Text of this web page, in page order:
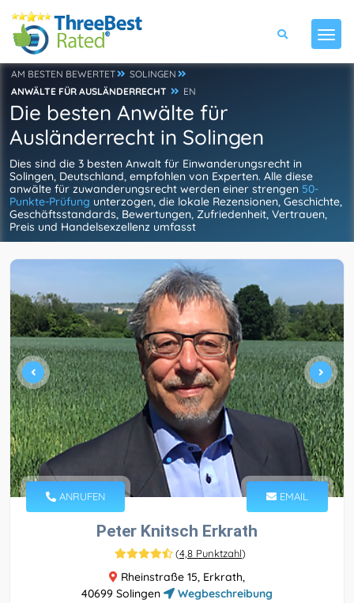
AM BESTEN BEWERTET
SOLINGEN
ANWÄLTE FÜR AUSLÄNDERRECHT
EN
Die besten Anwälte für
Ausländerrecht in Solingen
Dies sind die 3 besten Anwalt für Einwanderungsrecht in
Solingen, Deutschland, empfohlen von Experten. Alle diese
anwälte für zuwanderungsrecht werden einer strengen 50-
Punkte-Prüfung unterzogen, die lokale Rezensionen, Geschichte,
Geschäftsstandards, Bewertungen, Zufriedenheit, Vertrauen,
Preis und Handelsexzellenz umfasst
ANRUFEN EMAIL
Peter Knitsch Erkrath
(4,8 Punktzahl)
Rheinstraße 15, Erkrath,
40699 Solingen
Wegbeschreibung